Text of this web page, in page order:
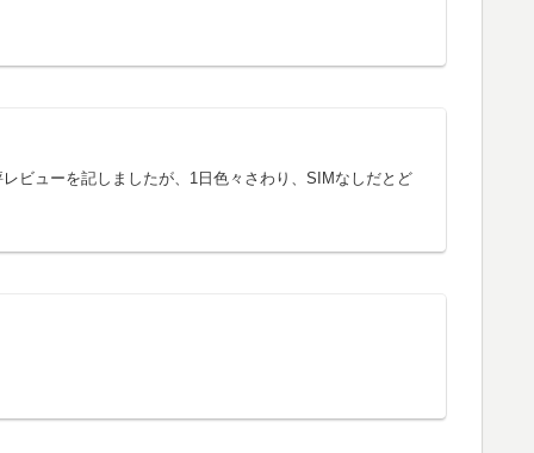
ビューを記しましたが、1日色々さわり、SIMなしだとど